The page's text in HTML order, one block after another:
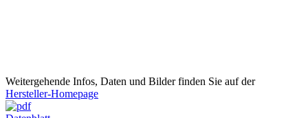
Weitergehende Infos, Daten und Bilder finden Sie auf der
Hersteller-Homepage